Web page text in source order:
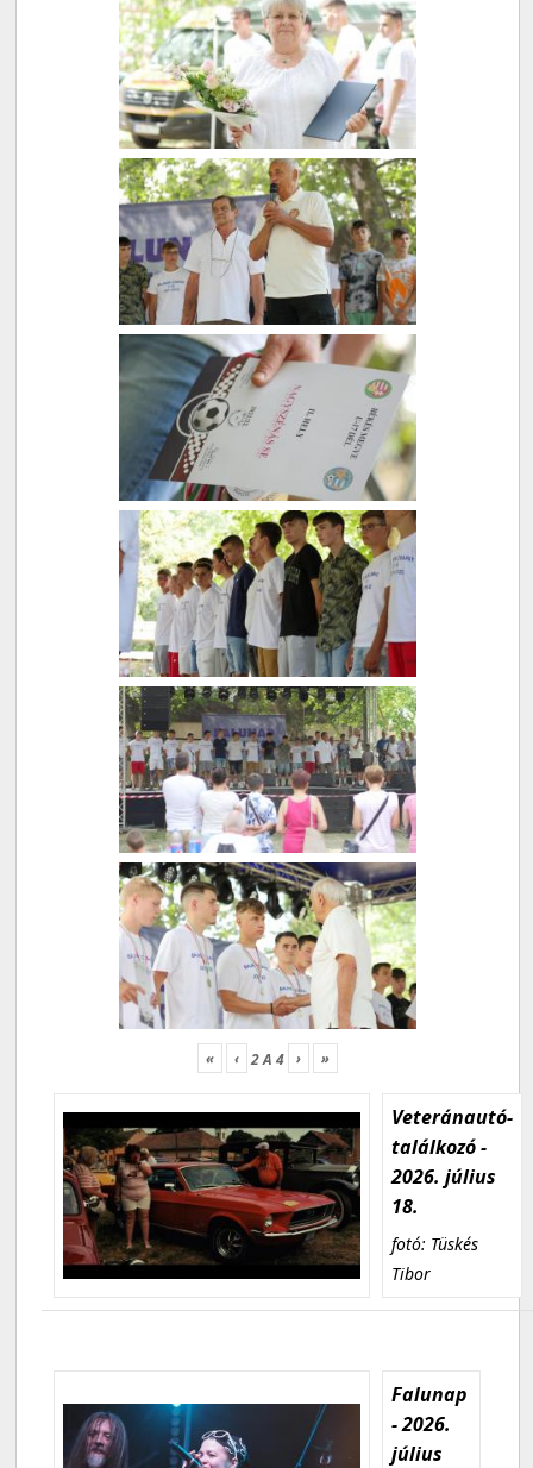
« ‹ 2A 4 › »
Veteránautó-
találkozó -
2026. július
18.
fotó: Tüskés
Tibor
Falunap
- 2026.
július